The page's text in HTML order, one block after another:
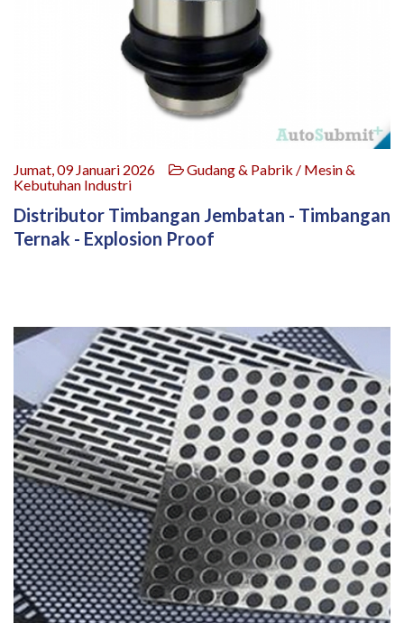
Jumat, 09 Januari 2026
Gudang & Pabrik / Mesin &
Kebutuhan Industri
Distributor Timbangan Jembatan - Timbangan
Ternak - Explosion Proof